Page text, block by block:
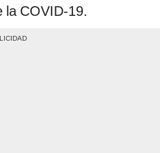
la COVID-19.